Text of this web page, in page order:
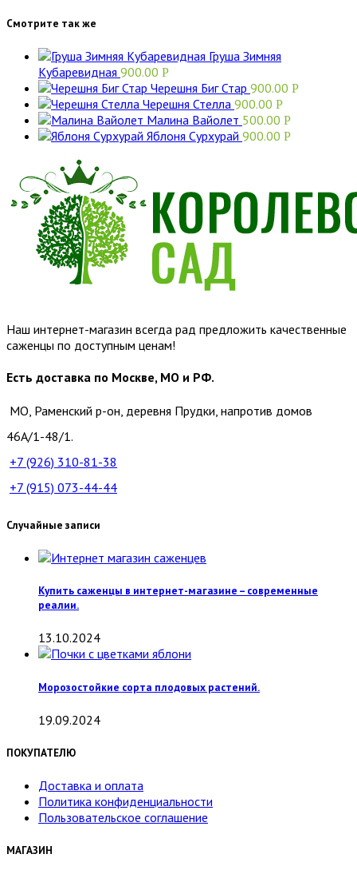
Смотрите так же
Груша Зимняя
Кубаревидная 900.00 Р
Черешня Биг Стар 900.00 Р
Черешня Стелла 900.00 Р
Малина Вайолет 500.00 Р
Яблоня Сурхурай 900.00 Р
Наш интернет-магазин всегда рад предложить качественные
саженцы по доступным ценам!
Есть доставка по Москве, МО и РФ.
МО, Раменский р-он, деревня Прудки, напротив домов
46А/1-48/1.
+7 (926) 310-81-38
+7 (915) 073-44-44
Случайные записи
Купить саженцы в интернет-магазине – современные
реалии.
13.10.2024
Морозостойкие сорта плодовых растений.
19.09.2024
ПОКУПАТЕЛЮ
Доставка и оплата
Политика конфиденциальности
Пользовательское соглашение
МАГАЗИН